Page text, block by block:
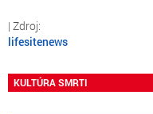
lifesitenews
KULTÚRA SMRTI